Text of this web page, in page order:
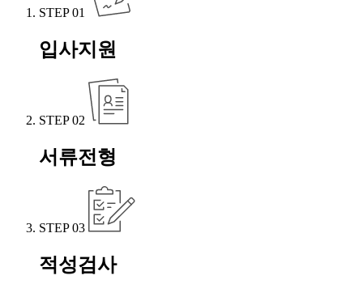
STEP 01
입사지원
STEP 02
서류전형
STEP 03
적성검사